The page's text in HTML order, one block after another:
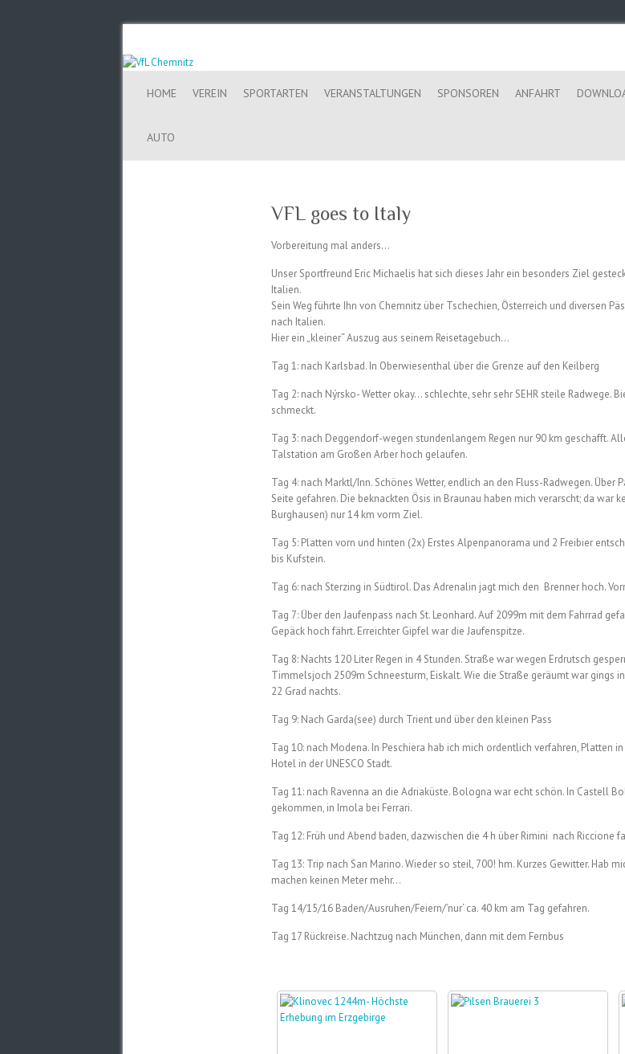
HOME VEREIN SPORTARTEN VERANSTALTUNGEN SPONSOREN ANFAHRT
AUTO
VFL goes to Italy
Vorbereitung mal anders…
Unser Sportfreund Eric Michaelis hat sich dieses Jahr ein besonders Ziel
Italien.
Sein Weg führte Ihn von Chemnitz über Tschechien, Österreich und diversen
nach Italien.
Hier ein „kleiner“ Auszug aus seinem Reisetagebuch…
Tag 1: nach Karlsbad. In Oberwiesenthal über die Grenze auf den Keilberg
Tag 2: nach Nýrsko- Wetter okay… schlechte, sehr sehr SEHR steile Radwege.
schmeckt.
Tag 3: nach Deggendorf-wegen stundenlangem Regen nur 90 km geschafft.
Talstation am Großen Arber hoch gelaufen.
Tag 4: nach Marktl/Inn. Schönes Wetter, endlich an den Fluss-Radwegen. Über
Seite gefahren. Die beknackten Ösis in Braunau haben mich verarscht; da war
Burghausen) nur 14 km vorm Ziel.
Tag 5: Platten vorn und hinten (2x) Erstes Alpenpanorama und 2 Freibier
bis Kufstein.
Tag 6: nach Sterzing in Südtirol. Das Adrenalin jagt mich den Brenner hoch.
Tag 7: Über den Jaufenpass nach St. Leonhard. Auf 2099m mit dem Fahrrad
Gepäck hoch fährt. Erreichter Gipfel war die Jaufenspitze.
Tag 8: Nachts 120 Liter Regen in 4 Stunden. Straße war wegen Erdrutsch
Timmelsjoch 2509m Schneesturm, Eiskalt. Wie die Straße geräumt war gings
22 Grad nachts.
Tag 9: Nach Garda(see) durch Trient und über den kleinen Pass
Tag 10: nach Modena. In Peschiera hab ich mich ordentlich verfahren, Platten
Hotel in der UNESCO Stadt.
Tag 11: nach Ravenna an die Adriaküste. Bologna war echt schön. In Castell
gekommen, in Imola bei Ferrari.
Tag 12: Früh und Abend baden, dazwischen die 4 h über Rimini nach Riccione
Tag 13: Trip nach San Marino. Wieder so steil, 700! hm. Kurzes Gewitter. Hab
machen keinen Meter mehr…
Tag 14/15/16 Baden/Ausruhen/Feiern/’nur‘ ca. 40 km am Tag gefahren.
Tag 17 Rückreise. Nachtzug nach München, dann mit dem Fernbus